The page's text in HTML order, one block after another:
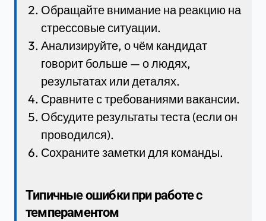
Обращайте внимание на реакцию на
стрессовые ситуации.
Анализируйте, о чём кандидат
говорит больше — о людях,
результатах или деталях.
Сравните с требованиями вакансии.
Обсудите результаты теста (если он
проводился).
Сохраните заметки для команды.
Типичные ошибки при работе с
темпераментом